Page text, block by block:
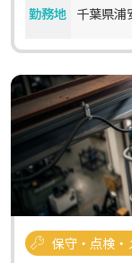
勤務地 千葉県浦
保守・点検・